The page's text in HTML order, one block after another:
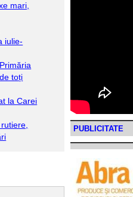
mari,
iulie-
toți
la Carei
PUBLICITATE